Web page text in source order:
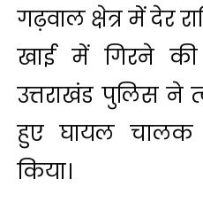
गढ़वाल क्षेत्र में देर
खाई में गिरने की
उत्तराखंड पुलिस ने
हुए घायल
किया।